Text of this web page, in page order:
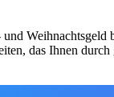
Weihnachtsgeld
das Ihnen